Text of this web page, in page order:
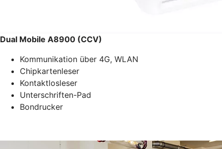
Dual Mobile A8900 (CCV)
Kommunikation über 4G, WLAN
Chipkartenleser
Kontaktlosleser
Unterschriften-Pad
Bondrucker